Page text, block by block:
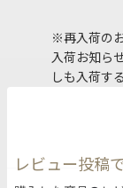
※再入荷の
入荷お知ら
しも入荷す
レビュー投稿